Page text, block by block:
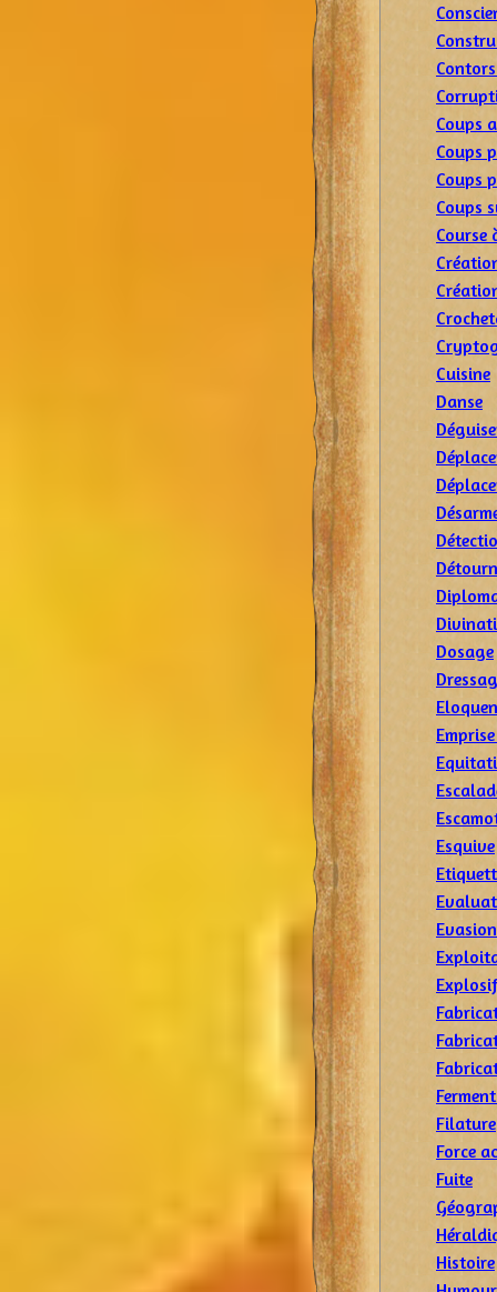
Coups
Coups
Coups
Coups
Course
Cuisine
Danse
Dosage
Esquive
Evasion
Filature
Force
Fuite
Histoire